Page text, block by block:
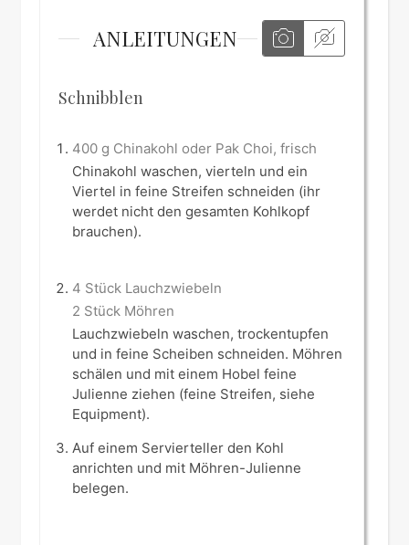
ANLEITUNGEN
Schnibblen
400 g Chinakohl oder Pak Choi, frisch
Chinakohl waschen, vierteln und ein
Viertel in feine Streifen schneiden (ihr
werdet nicht den gesamten Kohlkopf
brauchen).
4 Stück Lauchzwiebeln
2 Stück Möhren
Lauchzwiebeln waschen, trockentupfen
und in feine Scheiben schneiden. Möhren
schälen und mit einem Hobel feine
Julienne ziehen (feine Streifen, siehe
Equipment).
Auf einem Servierteller den Kohl
anrichten und mit Möhren-Julienne
belegen.